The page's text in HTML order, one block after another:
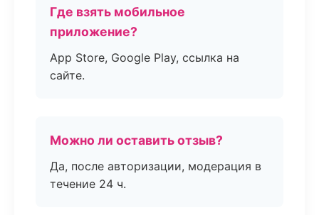
Где взять мобильное
приложение?
App Store, Google Play, ссылка на
сайте.
Можно ли оставить отзыв?
Да, после авторизации, модерация в
течение 24 ч.